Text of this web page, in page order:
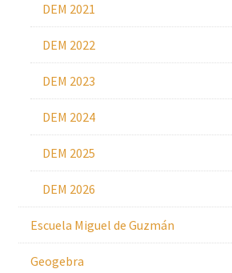
DEM 2021
DEM 2022
DEM 2023
DEM 2024
DEM 2025
DEM 2026
Escuela Miguel de Guzmán
Geogebra